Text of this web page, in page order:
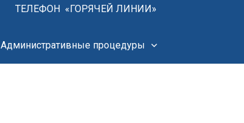
ТЕЛЕФОН «ГОРЯЧЕЙ ЛИНИИ»
Административные процедуры